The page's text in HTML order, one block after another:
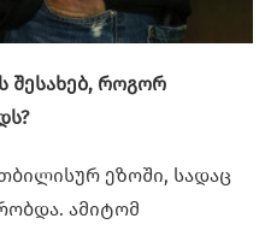
შესახებ, როგორ
ეზოში, სადაც
ამიტომ